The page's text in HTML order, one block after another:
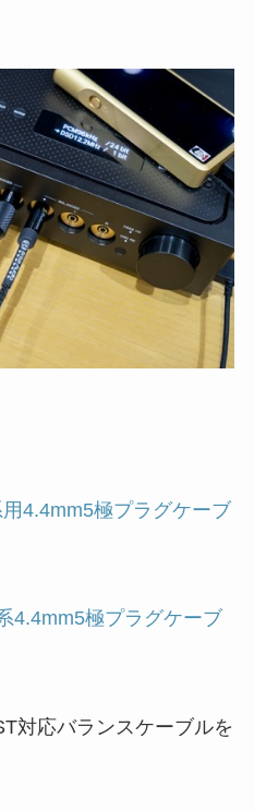
4.4mm5極プラグケーブ
4.4mm5極プラグケーブ
対応バランスケーブルを